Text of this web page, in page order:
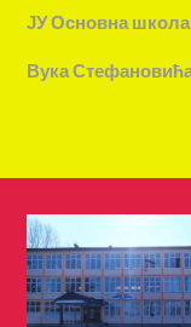
ЈУ Основна
Вука